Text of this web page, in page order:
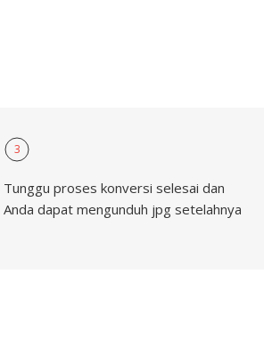
3
Tunggu proses konversi selesai dan
Anda dapat mengunduh jpg setelahnya